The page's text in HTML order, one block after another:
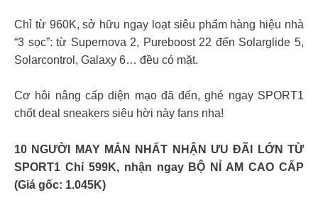
Chỉ từ 960K, sở hữu ngay loạt siêu phẩm hàng hiệu nhà
“3 sọc”: từ Supernova 2, Pureboost 22 đến Solarglide 5,
Solarcontrol, Galaxy 6… đều có mặt.
Cơ hôi nâng cấp diện mạo đã đến, ghé ngay SPORT1
chốt deal sneakers siêu hời này fans nha!
10 NGƯỜI MAY MẮN NHẤT NHẬN ƯU ĐÃI LỚN TỪ
SPORT1 Chỉ 599K, nhận ngay BỘ NỈ AM CAO CẤP
(Giá gốc: 1.045K)